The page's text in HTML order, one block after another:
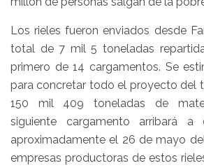
Los rieles fueron enviados desde
total de 7 mil 5 toneladas
primero de 14 cargamentos. Se
para concretar todo el proyecto del
150 mil 409 toneladas de
siguiente cargamento arribará a
aproximadamente el 26 de mayo
empresas productoras de estos